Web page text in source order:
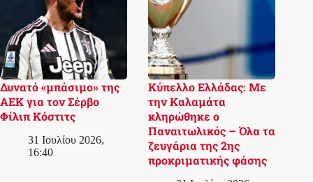
Δυνατό «μπάσιμο» της
ΑΕΚ για τον Σέρβο
Φίλιπ Κόστιτς
31 Ιουλίου 2026,
16:40
Κύπελλο Ελλάδας: Με
την Καλαμάτα
κληρώθηκε ο
Παναιτωλικός – Όλα τα
ζευγάρια της 2ης
προκριματικής φάσης